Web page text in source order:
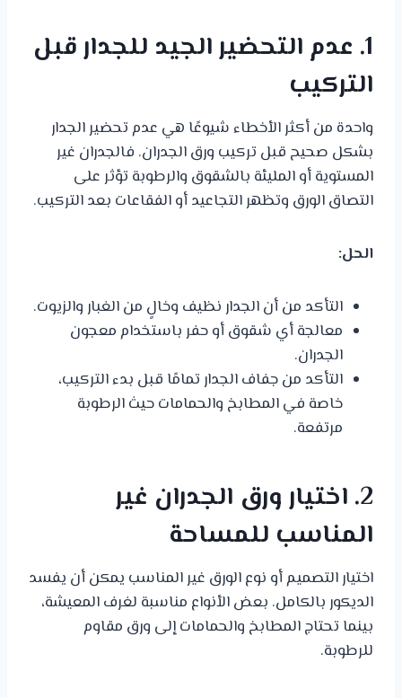
1. عدم التحضير الجيد للجدار قبل
التركيب
واحدة من أكثر الأخطاء شيوعًا هي عدم تحضير الجدار
بشكل صحيح قبل تركيب ورق الجدران. فالجدران غير
المستوية أو المليئة بالشقوق والرطوبة تؤثر على
التصاق الورق وتظهر التجاعيد أو الفقاعات بعد التركيب.
الحل:
التأكد من أن الجدار نظيف وخالٍ من الغبار والزيوت.
معالجة أي شقوق أو حفر باستخدام معجون
الجدران.
التأكد من جفاف الجدار تمامًا قبل بدء التركيب،
خاصة في المطابخ والحمامات حيث الرطوبة
مرتفعة.
2. اختيار ورق الجدران غير
المناسب للمساحة
اختيار التصميم أو نوع الورق غير المناسب يمكن أن يفسد
الديكور بالكامل. بعض الأنواع مناسبة لغرف المعيشة،
بينما تحتاج المطابخ والحمامات إلى ورق مقاوم
للرطوبة.